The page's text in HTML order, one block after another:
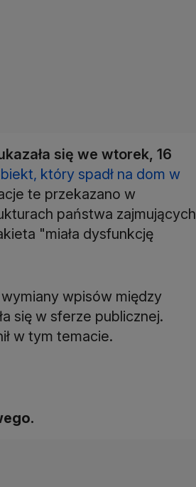
się we wtorek, 16
który spadł na dom w
te przekazano w
państwa zajmujących
"miała dysfunkcję
wpisów między
się w sferze publicznej.
w tym temacie.